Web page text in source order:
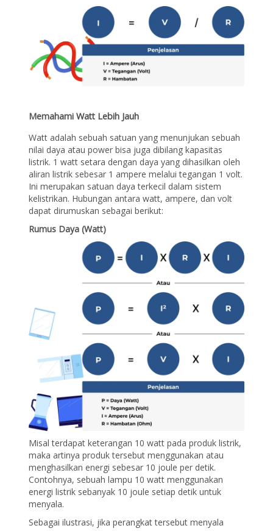
Memahami Watt Lebih Jauh
Watt adalah sebuah satuan yang menunjukan sebuah
nilai daya atau power bisa juga dibilang kapasitas
listrik. 1 watt setara dengan daya yang dihasilkan oleh
aliran listrik sebesar 1 ampere melalui tegangan 1 volt.
Ini merupakan satuan daya terkecil dalam sistem
kelistrikan. Hubungan antara watt, ampere, dan volt
dapat dirumuskan sebagai berikut:
Rumus Daya (Watt)
Misal terdapat keterangan 10 watt pada produk listrik,
maka artinya produk tersebut menggunakan atau
menghasilkan energi sebesar 10 joule per detik.
Contohnya, sebuah lampu 10 watt menggunakan
energi listrik sebanyak 10 joule setiap detik untuk
menyala.
Sebagai ilustrasi, jika perangkat tersebut menyala